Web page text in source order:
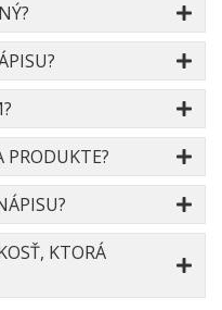
PRODUKTE?
KTORÁ